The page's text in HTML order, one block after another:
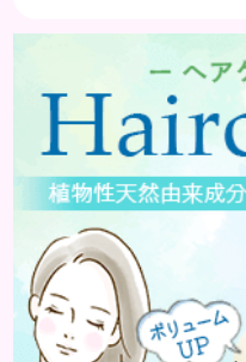
はどんな病気なのか
のやしこりがあるの
存知の方もいらっしゃ
う、と読みます。これ
す。表皮は0.2mmほ...